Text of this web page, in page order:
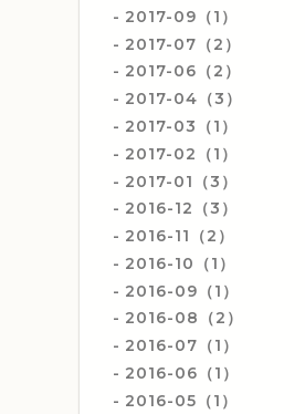
2017-09（1）
2017-07（2）
2017-06（2）
2017-04（3）
2017-03（1）
2017-02（1）
2017-01（3）
2016-12（3）
2016-11（2）
2016-10（1）
2016-09（1）
2016-08（2）
2016-07（1）
2016-06（1）
2016-05（1）